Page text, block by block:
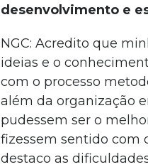
desenvolvimento e
NGC: Acredito que
ideias e o
com o processo
além da organização
pudessem ser o
fizessem sentido com
destaco as